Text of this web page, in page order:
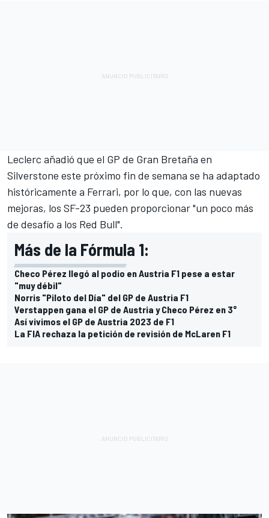
Leclerc añadió que el GP de Gran Bretaña en
Silverstone este próximo fin de semana se ha adaptado
históricamente a Ferrari, por lo que, con las nuevas
mejoras, los SF-23 pueden proporcionar "un poco más
de desafío a los Red Bull".
Más de la Fórmula 1:
Checo Pérez llegó al podio en Austria F1 pese a estar
"muy débil"
Norris "Piloto del Día" del GP de Austria F1
Verstappen gana el GP de Austria y Checo Pérez en 3°
Así vivimos el GP de Austria 2023 de F1
La FIA rechaza la petición de revisión de McLaren F1